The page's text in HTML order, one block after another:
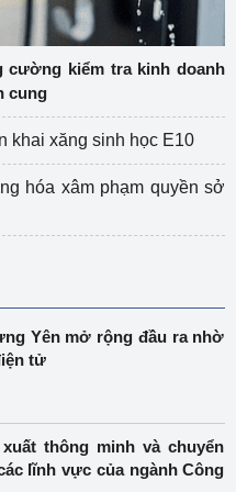
cường kiểm tra kinh doanh
cung
khai xăng sinh học E10
hóa xâm phạm quyền sở
Yên mở rộng đầu ra nhờ
tử
thông minh và chuyển
lĩnh vực của ngành Công